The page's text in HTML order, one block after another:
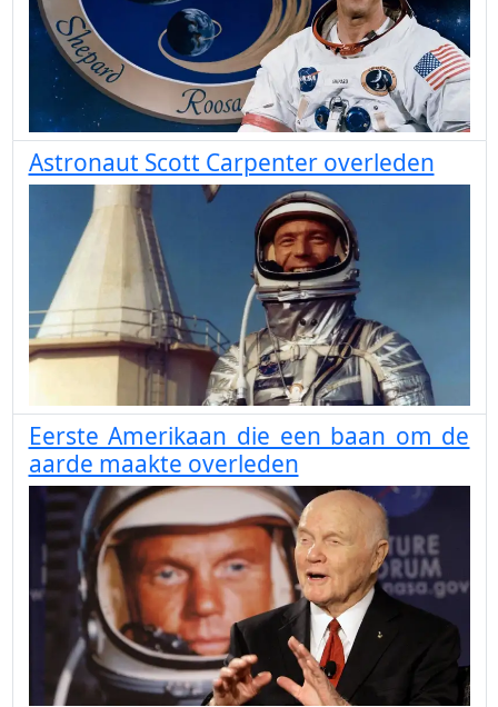
Astronaut Scott Carpenter overleden
Eerste Amerikaan die een baan om de
aarde maakte overleden